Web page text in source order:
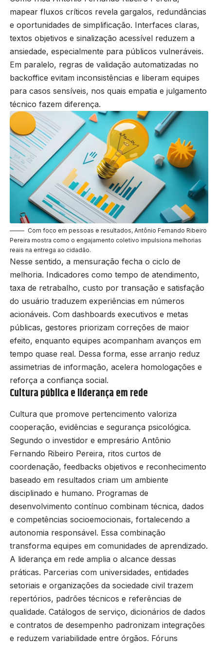
mapear fluxos críticos revela gargalos, redundâncias
e oportunidades de simplificação. Interfaces claras,
textos objetivos e sinalização acessível reduzem a
ansiedade, especialmente para públicos vulneráveis.
Em paralelo, regras de validação automatizadas no
backoffice evitam inconsistências e liberam equipes
para casos sensíveis, nos quais empatia e julgamento
técnico fazem diferença.
Com foco em pessoas e resultados, Antônio Fernando Ribeiro
Pereira mostra como o engajamento coletivo impulsiona melhorias
reais na entrega ao cidadão.
Nesse sentido, a mensuração fecha o ciclo de
melhoria. Indicadores como tempo de atendimento,
taxa de retrabalho, custo por transação e satisfação
do usuário traduzem experiências em números
acionáveis. Com dashboards executivos e metas
públicas, gestores priorizam correções de maior
efeito, enquanto equipes acompanham avanços em
tempo quase real. Dessa forma, esse arranjo reduz
assimetrias de informação, acelera homologações e
reforça a confiança social.
Cultura pública e liderança em rede
Cultura que promove pertencimento valoriza
cooperação, evidências e segurança psicológica.
Segundo o investidor e empresário Antônio
Fernando Ribeiro Pereira, ritos curtos de
coordenação, feedbacks objetivos e reconhecimento
baseado em resultados criam um ambiente
disciplinado e humano. Programas de
desenvolvimento contínuo combinam técnica, dados
e competências socioemocionais, fortalecendo a
autonomia responsável. Essa combinação
transforma equipes em comunidades de aprendizado.
A liderança em rede amplia o alcance dessas
práticas. Parcerias com universidades, entidades
setoriais e organizações da sociedade civil trazem
repertórios, padrões técnicos e referências de
qualidade. Catálogos de serviço, dicionários de dados
e contratos de desempenho padronizam integrações
e reduzem variabilidade entre órgãos. Fóruns